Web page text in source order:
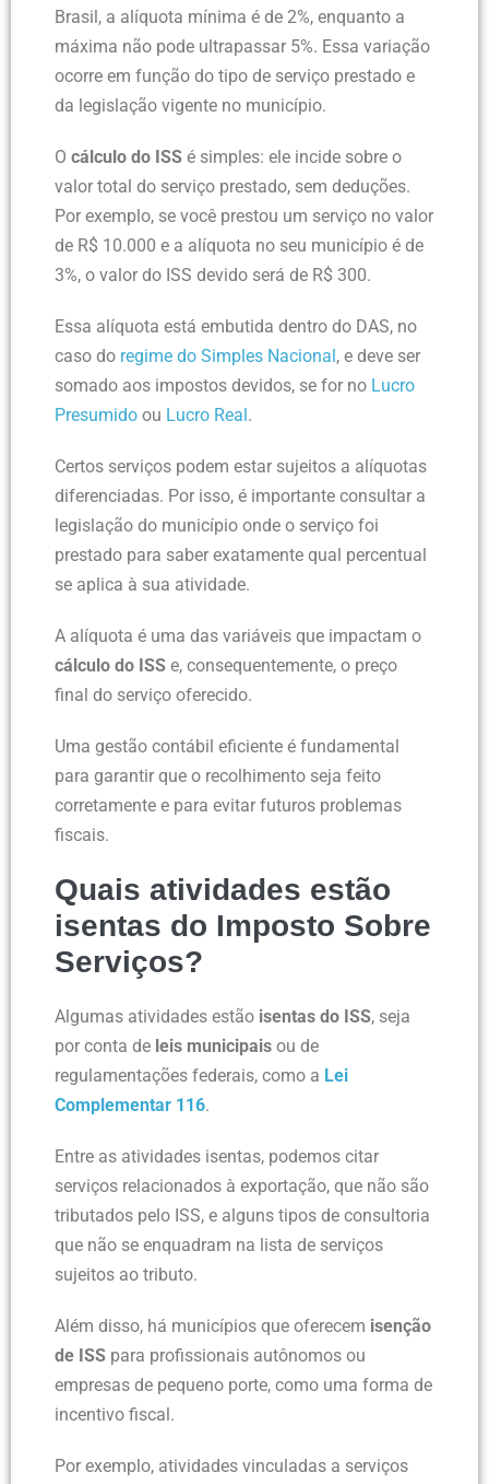
Brasil, a alíquota mínima é de 2%, enquanto a
máxima não pode ultrapassar 5%. Essa variação
ocorre em função do tipo de serviço prestado e
da legislação vigente no município.
O cálculo do ISS é simples: ele incide sobre o
valor total do serviço prestado, sem deduções.
Por exemplo, se você prestou um serviço no valor
de R$ 10.000 e a alíquota no seu município é de
3%, o valor do ISS devido será de R$ 300.
Essa alíquota está embutida dentro do DAS, no
caso do regime do Simples Nacional , e deve ser
somado aos impostos devidos, se for no Lucro
Presumido ou Lucro Real .
Certos serviços podem estar sujeitos a alíquotas
diferenciadas. Por isso, é importante consultar a
legislação do município onde o serviço foi
prestado para saber exatamente qual percentual
se aplica à sua atividade.
A alíquota é uma das variáveis que impactam o
cálculo do ISS e, consequentemente, o preço
final do serviço oferecido.
Uma gestão contábil eficiente é fundamental
para garantir que o recolhimento seja feito
corretamente e para evitar futuros problemas
fiscais.
Quais atividades estão
isentas do Imposto Sobre
Serviços?
Algumas atividades estão isentas do ISS, seja
por conta de leis municipais ou de
regulamentações federais, como a Lei
Complementar 116.
Entre as atividades isentas, podemos citar
serviços relacionados à exportação, que não são
tributados pelo ISS, e alguns tipos de consultoria
que não se enquadram na lista de serviços
sujeitos ao tributo.
Além disso, há municípios que oferecem isenção
de ISS para profissionais autônomos ou
empresas de pequeno porte, como uma forma de
incentivo fiscal.
Por exemplo, atividades vinculadas a serviços